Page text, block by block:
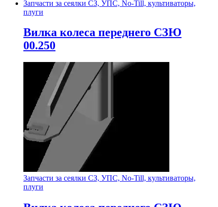
Запчасти за сеялки СЗ, УПС, No-Till, культиваторы,
плуги
Вилка колеса переднего СЗЮ
00.250
Запчасти за сеялки СЗ, УПС, No-Till, культиваторы,
плуги